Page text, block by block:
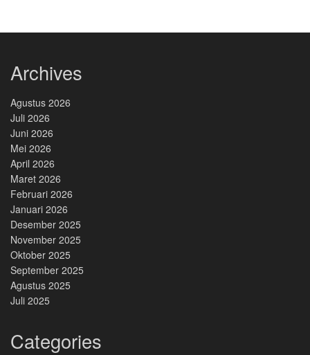
Archives
Agustus 2026
Juli 2026
Juni 2026
Mei 2026
April 2026
Maret 2026
Februari 2026
Januari 2026
Desember 2025
November 2025
Oktober 2025
September 2025
Agustus 2025
Juli 2025
Categories